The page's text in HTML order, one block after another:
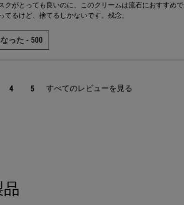
クがとっても良いのに、このクリームは流石におすすめ
てるけど、捨てるしかないです。残念。
った - 500
のページ
4 5 すべてのレビューを見る